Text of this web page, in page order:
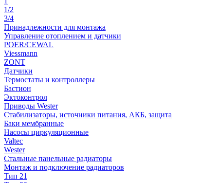
1/2
3/4
Принадлежности для монтажа
Управление отоплением и датчики
POER/CEWAL
Viessmann
ZONT
Датчики
Термостаты и контроллеры
Бастион
Эктоконтрол
Приводы Wester
Стабилизаторы, источники питания, АКБ, защита
Баки мембранные
Насосы циркуляционные
Valtec
Wester
Стальные панельные радиаторы
Монтаж и подключение радиаторов
Тип 21